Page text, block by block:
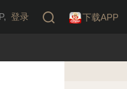
登录 下载APP